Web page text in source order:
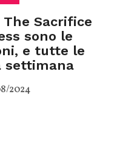
Sacrifice
sono le
e tutte le
settimana
2024